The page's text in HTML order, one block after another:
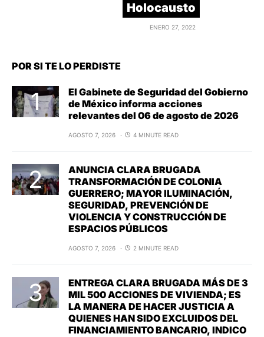
Holocausto
ENERO 27, 2022
POR SI TE LO PERDISTE
El Gabinete de Seguridad del Gobierno
de México informa acciones
relevantes del 06 de agosto de 2026
AGOSTO 7, 2026 4 MINUTE READ
ANUNCIA CLARA BRUGADA
TRANSFORMACIÓN DE COLONIA
GUERRERO; MAYOR ILUMINACIÓN,
SEGURIDAD, PREVENCIÓN DE
VIOLENCIA Y CONSTRUCCIÓN DE
ESPACIOS PÚBLICOS
AGOSTO 7, 2026 2 MINUTE READ
ENTREGA CLARA BRUGADA MÁS DE 3
MIL 500 ACCIONES DE VIVIENDA; ES
LA MANERA DE HACER JUSTICIA A
QUIENES HAN SIDO EXCLUIDOS DEL
FINANCIAMIENTO BANCARIO, INDICO